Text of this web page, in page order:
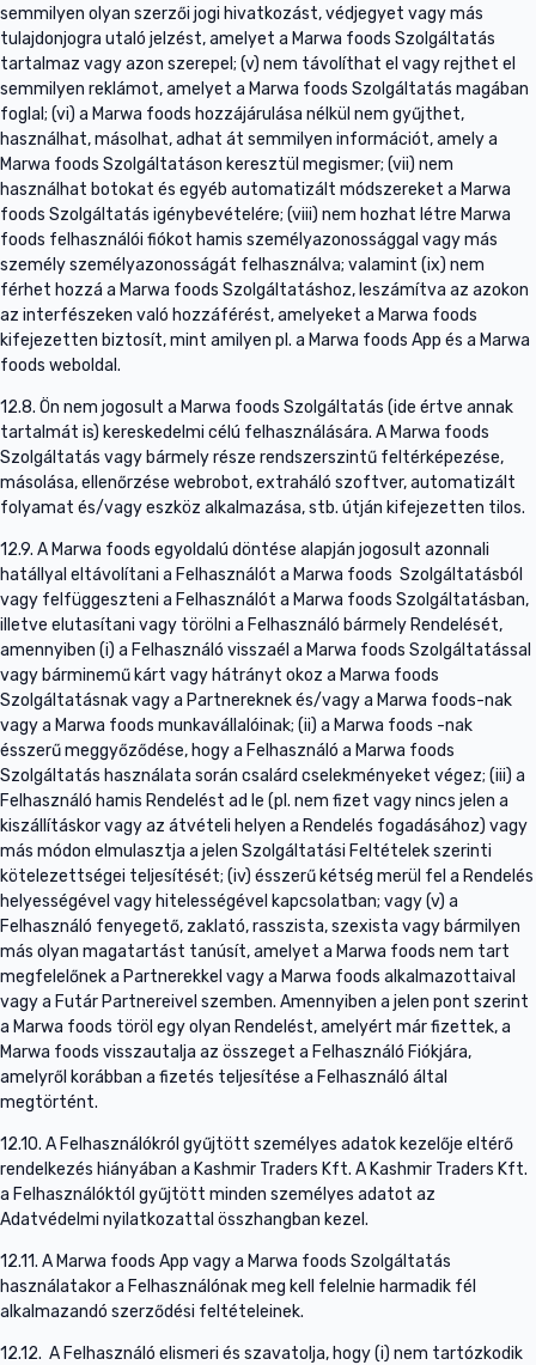
semmilyen olyan szerzői jogi hivatkozást, védjegyet vagy más
tulajdonjogra utaló jelzést, amelyet a Marwa foods Szolgáltatás
tartalmaz vagy azon szerepel; (v) nem távolíthat el vagy rejthet el
semmilyen reklámot, amelyet a Marwa foods Szolgáltatás magában
foglal; (vi) a Marwa foods hozzájárulása nélkül nem gyűjthet,
használhat, másolhat, adhat át semmilyen információt, amely a
Marwa foods Szolgáltatáson keresztül megismer; (vii) nem
használhat botokat és egyéb automatizált módszereket a Marwa
foods Szolgáltatás igénybevételére; (viii) nem hozhat létre Marwa
foods felhasználói fiókot hamis személyazonossággal vagy más
személy személyazonosságát felhasználva; valamint (ix) nem
férhet hozzá a Marwa foods Szolgáltatáshoz, leszámítva az azokon
az interfészeken való hozzáférést, amelyeket a Marwa foods
kifejezetten biztosít, mint amilyen pl. a Marwa foods App és a Marwa
foods weboldal.
12.8. Ön nem jogosult a Marwa foods Szolgáltatás (ide értve annak
tartalmát is) kereskedelmi célú felhasználására. A Marwa foods
Szolgáltatás vagy bármely része rendszerszintű feltérképezése,
másolása, ellenőrzése webrobot, extraháló szoftver, automatizált
folyamat és/vagy eszköz alkalmazása, stb. útján kifejezetten tilos.
12.9. A Marwa foods egyoldalú döntése alapján jogosult azonnali
hatállyal eltávolítani a Felhasználót a Marwa foods Szolgáltatásból
vagy felfüggeszteni a Felhasználót a Marwa foods Szolgáltatásban,
illetve elutasítani vagy törölni a Felhasználó bármely Rendelését,
amennyiben (i) a Felhasználó visszaél a Marwa foods Szolgáltatással
vagy bárminemű kárt vagy hátrányt okoz a Marwa foods
Szolgáltatásnak vagy a Partnereknek és/vagy a Marwa foods-nak
vagy a Marwa foods munkavállalóinak; (ii) a Marwa foods -nak
ésszerű meggyőződése, hogy a Felhasználó a Marwa foods
Szolgáltatás használata során csalárd cselekményeket végez; (iii) a
Felhasználó hamis Rendelést ad le (pl. nem fizet vagy nincs jelen a
kiszállításkor vagy az átvételi helyen a Rendelés fogadásához) vagy
más módon elmulasztja a jelen Szolgáltatási Feltételek szerinti
kötelezettségei teljesítését; (iv) ésszerű kétség merül fel a Rendelés
helyességével vagy hitelességével kapcsolatban; vagy (v) a
Felhasználó fenyegető, zaklató, rasszista, szexista vagy bármilyen
más olyan magatartást tanúsít, amelyet a Marwa foods nem tart
megfelelőnek a Partnerekkel vagy a Marwa foods alkalmazottaival
vagy a Futár Partnereivel szemben. Amennyiben a jelen pont szerint
a Marwa foods töröl egy olyan Rendelést, amelyért már fizettek, a
Marwa foods visszautalja az összeget a Felhasználó Fiókjára,
amelyről korábban a fizetés teljesítése a Felhasználó által
megtörtént.
12.10. A Felhasználókról gyűjtött személyes adatok kezelője eltérő
rendelkezés hiányában a Kashmir Traders Kft. A Kashmir Traders Kft.
a Felhasználóktól gyűjtött minden személyes adatot az
Adatvédelmi nyilatkozattal összhangban kezel.
12.11. A Marwa foods App vagy a Marwa foods Szolgáltatás
használatakor a Felhasználónak meg kell felelnie harmadik fél
alkalmazandó szerződési feltételeinek.
12.12. A Felhasználó elismeri és szavatolja, hogy (i) nem tartózkodik